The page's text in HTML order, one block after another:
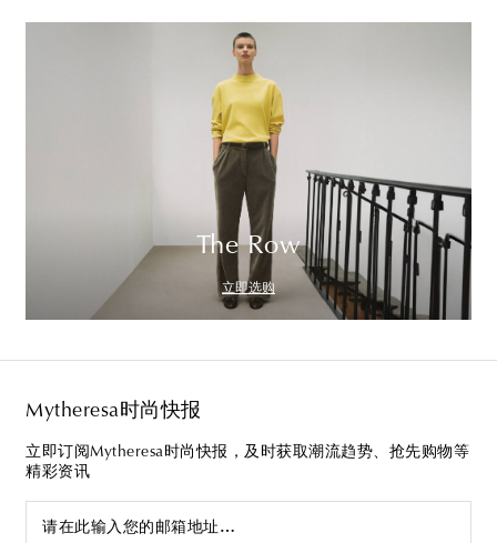
The Row
立即选购
Mytheresa时尚快报
立即订阅Mytheresa时尚快报，及时获取潮流趋势、抢先购物等
精彩资讯
请在此输入您的邮箱地址…